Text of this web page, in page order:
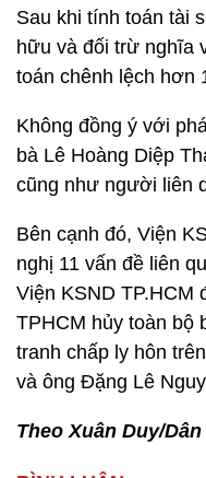
Sau khi tính toán tài
hữu và đối trừ nghĩa
toán chênh lệch hơn
Không đồng ý với
bà Lê Hoàng Diệp
cũng như người liên
Bên cạnh đó, Viện
nghị 11 vấn đề liên
Viện KSND TP.HCM
TPHCM hủy toàn bộ
tranh chấp ly hôn
và ông Đặng Lê
Theo Xuân Duy/